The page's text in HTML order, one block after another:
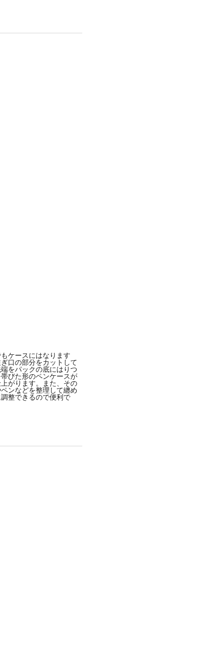
月3日午前6時46分PST
ケースにはなります
口の部分をカットして
をパックの底にはりつ
びた形のペンケースが
がります。また、その
ンなどを整理して纏め
整できるので便利で